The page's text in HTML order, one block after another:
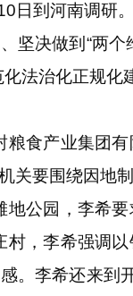
到河南调研
坚决做到“两
法治化正规
产业集团有
关要围绕因
公园，李希
，李希强调
。李希还来